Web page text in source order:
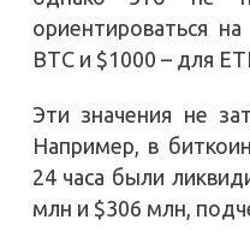
ориентироваться
BTC и $1000 – для
Эти значения не
Например, в
24 часа были
млн и $306 млн,